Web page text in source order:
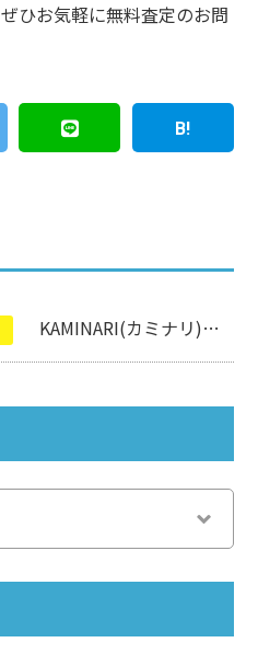
ひお気軽に無料査定のお問
KAMINARI(カミナリ)のK-SW2【神鳴ギター高額買取】